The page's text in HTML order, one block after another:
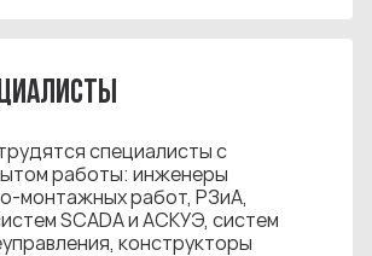
специалисты с
работы: инженеры
монтажных работ, РЗиА,
SCADA и АСКУЭ, систем
конструкторы